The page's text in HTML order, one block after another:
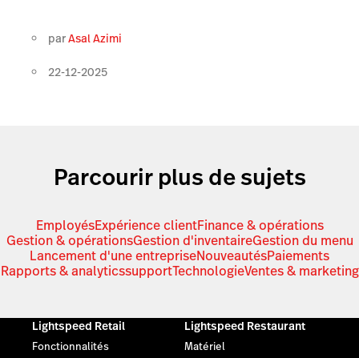
parAsal Azimi
22-12-2025
Parcourir plus de sujets
EmployésExpérience clientFinance & opérations
Gestion & opérationsGestion d'inventaireGestion du menu
Lancement d'une entrepriseNouveautésPaiements
Rapports & analyticssupportTechnologieVentes & marketing
Lightspeed Retail
Fonctionnalités
Lightspeed Restaurant
Matériel